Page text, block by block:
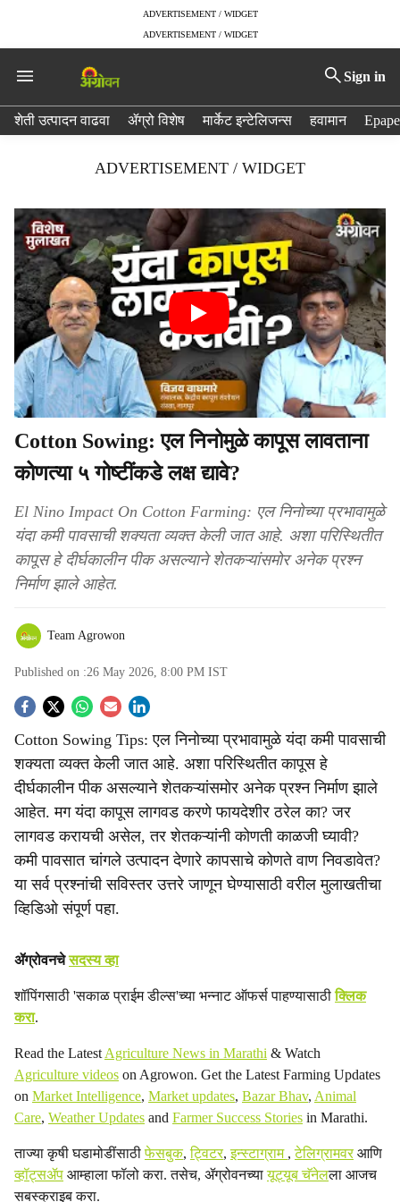
ADVERTISEMENT / WIDGET
ADVERTISEMENT / WIDGET
Sign in
e
शेती उत्पादन वाढवा ॲग्रो विशेष मार्केट इन्टेलिजन्स हवामान
ADVERTISEMENT / WIDGET
Cotton Sowing: एल निनोमुळे कापूस लावताना
कोणत्या ५ गोष्टींकडे लक्ष द्यावे?
El Nino Impact On Cotton Farming: एल निनोच्या प्रभावामुळे
यंदा कमी पावसाची शक्यता व्यक्त केली जात आहे. अशा परिस्थितीत
कापूस हे दीर्घकालीन पीक असल्याने शेतकऱ्यांसमोर अनेक प्रश्न
निर्माण झाले आहेत.
Team Agrowon
Published on :26 May 2026, 8:00 PM IST
S
o
c
i
a
l
h
a
e
Cotton Sowing Tips: एल निनोच्या प्रभावामुळे यंदा कमी पावसाची
शक्यता व्यक्त केली जात आहे. अशा परिस्थितीत कापूस हे
दीर्घकालीन पीक असल्याने शेतकऱ्यांसमोर अनेक प्रश्न निर्माण झाले
आहेत. मग यंदा कापूस लागवड करणे फायदेशीर ठरेल का? जर
लागवड करायची असेल, तर शेतकऱ्यांनी कोणती काळजी घ्यावी?
कमी पावसात चांगले उत्पादन देणारे कापसाचे कोणते वाण निवडावेत?
या सर्व प्रश्नांची सविस्तर उत्तरे जाणून घेण्यासाठी वरील मुलाखतीचा
व्हिडिओ संपूर्ण पहा.
ॲग्रोवनचेसदस्य व्हा
शॉपिंगसाठी 'सकाळ प्राईम डील्स'च्या भन्नाट ऑफर्स पाहण्यासाठीक्लिक
करा.
Read the Latest Agriculture News in Marathi & Watch
Agriculture videos on Agrowon. Get the Latest Farming Updates
on Market Intelligence, Market updates, Bazar Bhav, Animal
Care, Weather Updates and Farmer Success Stories in Marathi.
ताज्या कृषी घडामोडींसाठीफेसबुक,ट्विटर,इन्स्टाग्राम ,टेलिग्रामवरआणि
व्हॉट्सॲप आम्हाला फॉलो करा. तसेच, ॲग्रोवनच्यायूट्यूब चॅनेलला आजच
सबस्क्राइब करा.